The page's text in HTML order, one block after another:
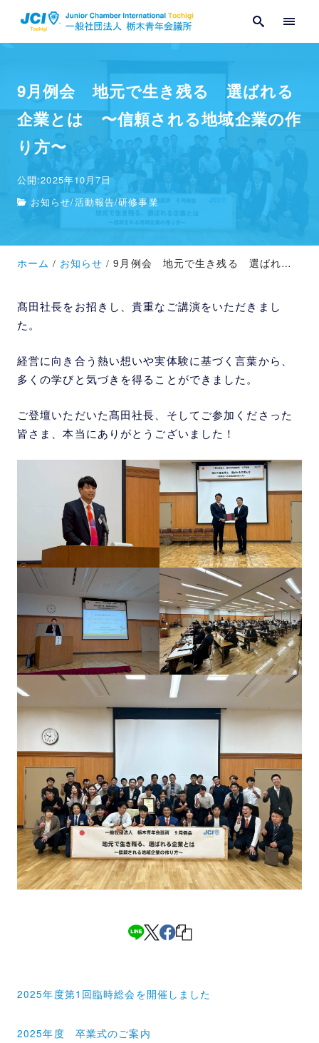
お問い合わせ
メンバー専用
9月例会 地元で生き残る 選ばれる
企業とは 〜信頼される地域企業の作
り方〜
公開:2025年10月7日
お知らせ/活動報告/研修事業
ホーム お知らせ 9月例会 地元で生き残る 選ばれる企業とは 〜信頼される地域企業の作り方〜
髙田社長をお招きし、貴重なご講演をいただきまし
た。
経営に向き合う熱い想いや実体験に基づく言葉から、
多くの学びと気づきを得ることができました。
ご登壇いただいた髙田社長、そしてご参加くださった
皆さま、本当にありがとうございました！
ナ
2025年度第1回臨時総会を開催しました
2025年度 卒業式のご案内